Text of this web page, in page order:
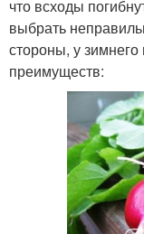
что всходы
выбрать
стороны, у
преимуществ: